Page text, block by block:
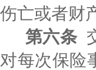
伤亡或者财
第六条
对每次保险